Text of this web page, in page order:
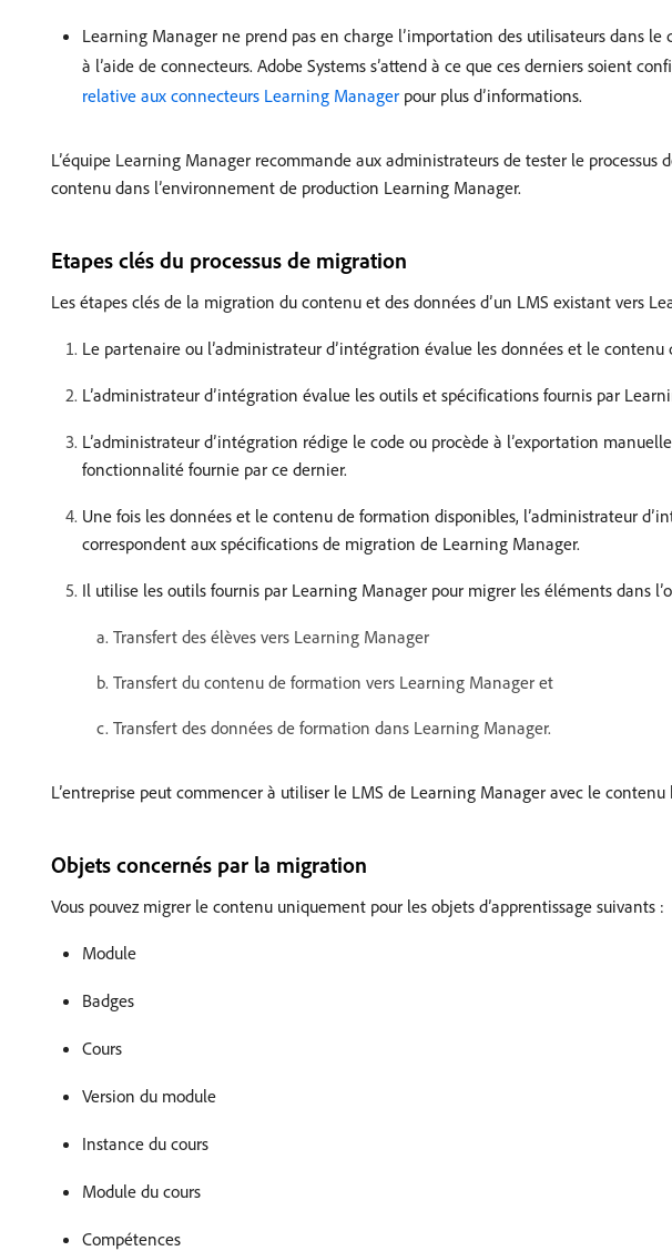
Learning Manager ne prend pas en charge l’importation des utilisateurs dans le
à l’aide de connecteurs. Adobe Systems s’attend à ce que ces derniers soient
relative aux connecteurs Learning Manager pour plus d’informations.
L’équipe Learning Manager recommande aux administrateurs de tester le
contenu dans l’environnement de production Learning Manager.
Etapes clés du processus de migration
Les étapes clés de la migration du contenu et des données d’un LMS existant vers
Le partenaire ou l’administrateur d’intégration évalue les données et le contenu
L’administrateur d’intégration évalue les outils et spécifications fournis par
L’administrateur d’intégration rédige le code ou procède à l’exportation
fonctionnalité fournie par ce dernier.
Une fois les données et le contenu de formation disponibles, l’administrateur
correspondent aux spécifications de migration de Learning Manager.
Il utilise les outils fournis par Learning Manager pour migrer les éléments dans
Transfert des élèves vers Learning Manager
Transfert du contenu de formation vers Learning Manager et
Transfert des données de formation dans Learning Manager.
L’entreprise peut commencer à utiliser le LMS de Learning Manager avec le contenu
Objets concernés par la migration
Vous pouvez migrer le contenu uniquement pour les objets d’apprentissage suivants :
Module
Badges
Cours
Version du module
Instance du cours
Module du cours
Compétences